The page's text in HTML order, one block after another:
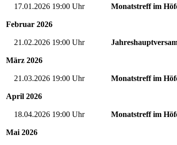
17.01.2026 19:00 Uhr Monatstreff im
Februar 2026
21.02.2026 19:00 Uhr
März 2026
21.03.2026 19:00 Uhr Monatstreff im
April 2026
18.04.2026 19:00 Uhr Monatstreff im
Mai 2026